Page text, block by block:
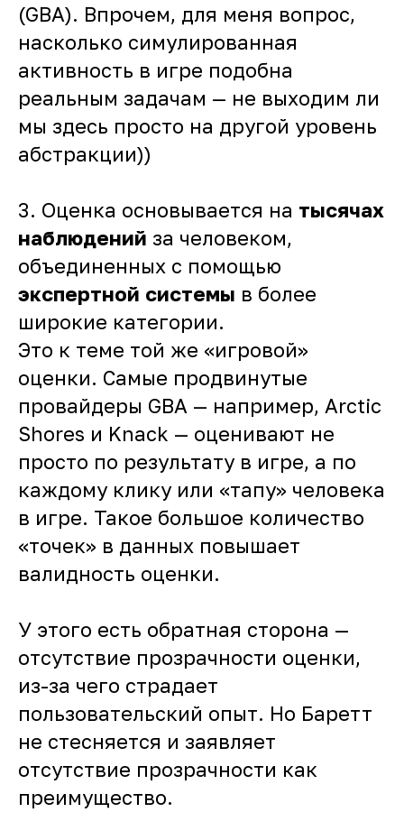
(GBA). Впрочем, для меня вопрос,
насколько симулированная
активность в игре подобна
реальным задачам — не выходим ли
мы здесь просто на другой уровень
абстракции))
3. Оценка основывается на тысячах
наблюдений за человеком,
объединенных с помощью
экспертной системы в более
широкие категории.
Это к теме той же «игровой»
оценки. Самые продвинутые
провайдеры GBA — например, Arctic
Shores и Knack — оценивают не
просто по результату в игре, а по
каждому клику или «тапу» человека
в игре. Такое большое количество
«точек» в данных повышает
валидность оценки.
У этого есть обратная сторона —
отсутствие прозрачности оценки,
из-за чего страдает
пользовательский опыт. Но Баретт
не стесняется и заявляет
отсутствие прозрачности как
преимущество.